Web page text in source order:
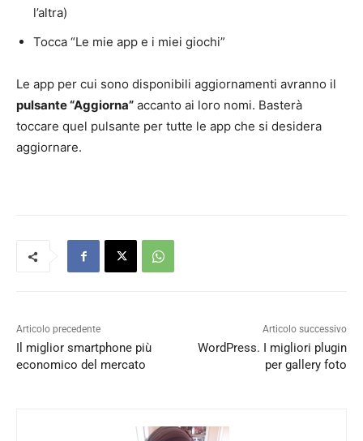
l’altra)
Tocca “Le mie app e i miei giochi”
Le app per cui sono disponibili aggiornamenti avranno il
pulsante “Aggiorna” accanto ai loro nomi. Basterà
toccare quel pulsante per tutte le app che si desidera
aggiornare.
Articolo precedente
Il miglior smartphone più
economico del mercato
Articolo successivo
WordPress. I migliori plugin
per gallery foto